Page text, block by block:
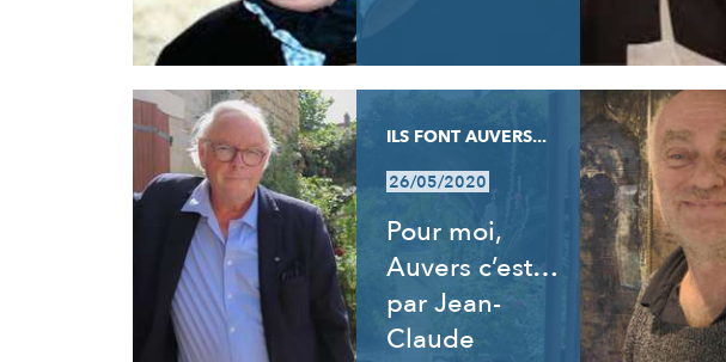
ILS FONT AUVERS...
26/05/2020
Pour moi,
Auvers c’est…
par Jean-
Claude